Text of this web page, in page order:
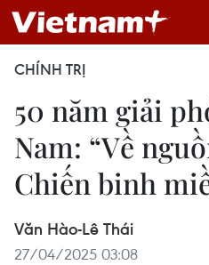
CHÍNH TRỊ
50 năm giải
Nam: “Về
Chiến binh
Văn Hào-Lê Thái
27/04/2025 03:08